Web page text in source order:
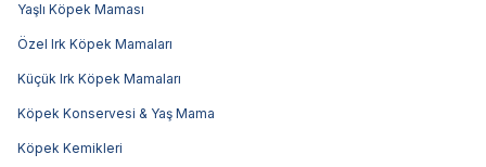
Yaşlı Köpek Maması
Özel Irk Köpek Mamaları
Küçük Irk Köpek Mamaları
Köpek Konservesi & Yaş Mama
Köpek Kemikleri